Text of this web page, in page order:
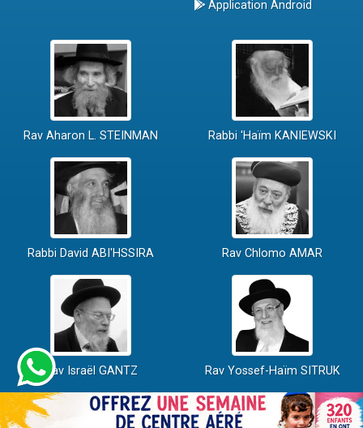
Application Android
Rav Aharon L. STEINMAN Rabbi 'Haïm KANIEWSKI
Rabbi David ABI'HSSIRA Rav Chlomo AMAR
Rav Israël GANTZ Rav Yossef-Haïm SITRUK